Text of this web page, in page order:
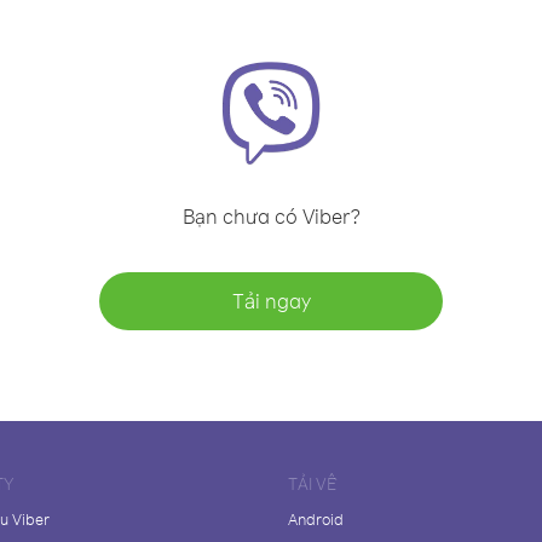
Bạn chưa có Viber?
Tải ngay
Viber
TẢI VỀ
Android